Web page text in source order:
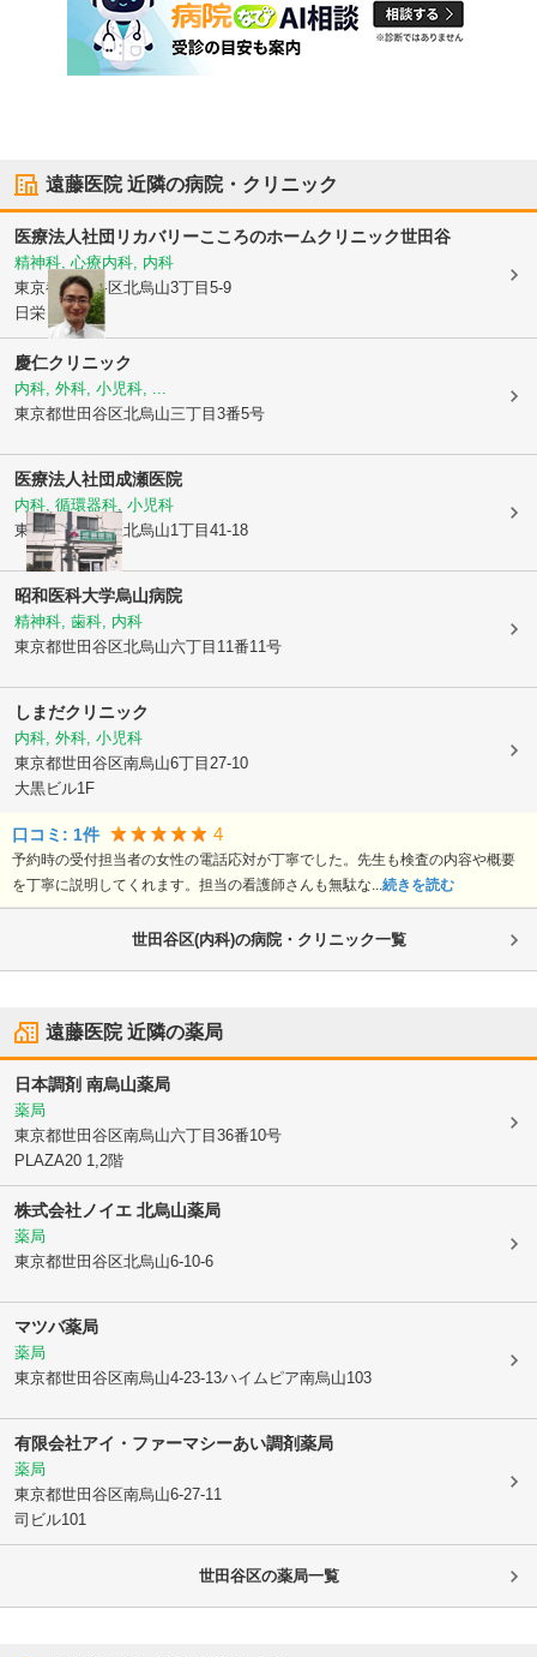
遠藤医院近隣の病院・クリニック
医療法人社団リカバリーこころのホームクリニック世田谷
精神科, 心療内科, 内科
東京都世田谷区北烏山3丁目5-9
日栄ビル201
慶仁クリニック
内科, 外科, 小児科, ...
東京都世田谷区北烏山三丁目3番5号
医療法人社団成瀬医院
内科, 循環器科, 小児科
東京都世田谷区北烏山1丁目41-18
昭和医科大学烏山病院
精神科, 歯科, 内科
東京都世田谷区北烏山六丁目11番11号
しまだクリニック
内科, 外科, 小児科
東京都世田谷区南烏山6丁目27-10
大黒ビル1F
口コミ: 1件 4
予約時の受付担当者の女性の電話応対が丁寧でした。先生も検査の内容や概要
を丁寧に説明してくれます。担当の看護師さんも無駄な...続きを読む
世田谷区(内科)の病院・クリニック一覧
遠藤医院近隣の薬局
日本調剤 南烏山薬局
薬局
東京都世田谷区南烏山六丁目36番10号
PLAZA20 1,2階
株式会社ノイエ 北烏山薬局
薬局
東京都世田谷区北烏山6-10-6
マツバ薬局
薬局
東京都世田谷区南烏山4-23-13ハイムピア南烏山103
有限会社アイ・ファーマシーあい調剤薬局
薬局
東京都世田谷区南烏山6-27-11
司ビル101
世田谷区の薬局一覧